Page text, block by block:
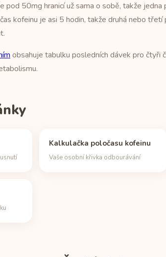
50mg hranicí už sama o sobě, takže jedna
kofeinu je asi 5 hodin, takže druhá nebo
obsahuje tabulku posledních dávek pro čtyři
Kalkulačka poločasu kofeinu
Vaše osobní křivka odbourávání